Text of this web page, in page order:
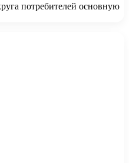
потребителей основную